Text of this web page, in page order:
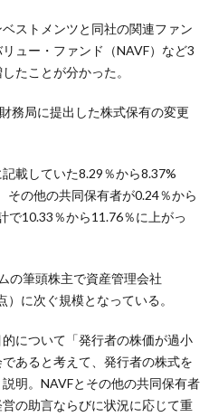
ストメンツと同社の関連ファン
ュー・ファンド（NAVF）など3
たことが分かった。
務局に提出した株式保有の変更
載していた8.29％から8.37%
その他の共同保有者が0.24％から
で10.33％から11.76％に上がっ
の筆頭株主で資産管理会社
に次ぐ規模となっている。
について「発行者の株価が過小
あると考えて、発行者の株式を
明。NAVFとその他の共同保有者
の助言ならびに状況に応じて重